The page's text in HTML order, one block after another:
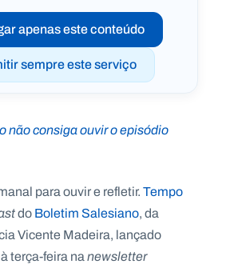
apenas este conteúdo
sempre este serviço
não consiga ouvir o episódio
para ouvir e refletir.Tempo
doBoletim Salesiano, da
Vicente Madeira, lançado
terça-feira nanewsletter